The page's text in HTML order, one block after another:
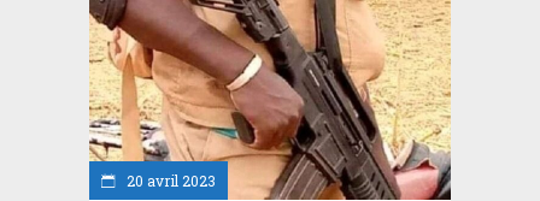
20 avril 2023